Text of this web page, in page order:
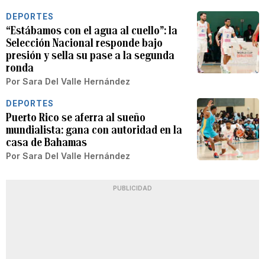
DEPORTES
“Estábamos con el agua al cuello”: la
Selección Nacional responde bajo
presión y sella su pase a la segunda
ronda
Por Sara Del Valle Hernández
DEPORTES
Puerto Rico se aferra al sueño
mundialista: gana con autoridad en la
casa de Bahamas
Por Sara Del Valle Hernández
PUBLICIDAD